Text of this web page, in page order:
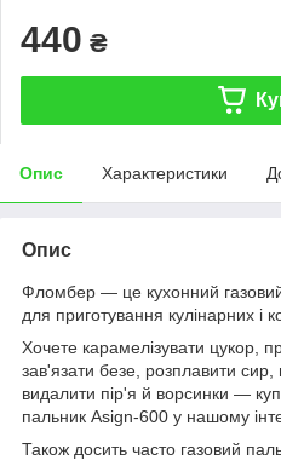
440 ₴
Опис Характеристики
Опис
Фломбер — це кухонний
для приготування кулінарних і
Хочете карамелізувати цукор,
зав'язати безе, розплавити
видалити пір'я й ворсинки —
пальник Asign-600 у нашому
Також досить часто газовий